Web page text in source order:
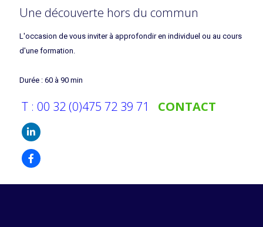
Une découverte hors du commun
L'occasion de vous inviter à approfondir en individuel ou au cours
d'une formation.
Durée : 60 à 90 min
T : 00 32 (0)475 72 39 71 CONTACT